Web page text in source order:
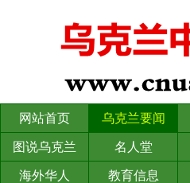
网站首页 乌克兰要闻
图说乌克兰 名人堂
海外华人 教育信息